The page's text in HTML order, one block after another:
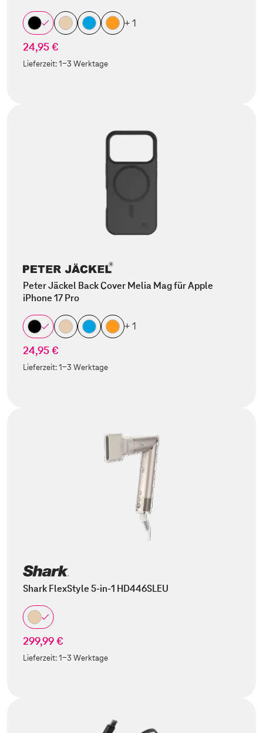
+ 1
24,95 €
Lieferzeit:1-3 Werktage
Peter Jäckel Back Cover Melia Mag für Apple
iPhone 17 Pro
+ 1
24,95 €
Lieferzeit:1-3 Werktage
Shark FlexStyle 5-in-1 HD446SLEU
299,99 €
Lieferzeit:1-3 Werktage